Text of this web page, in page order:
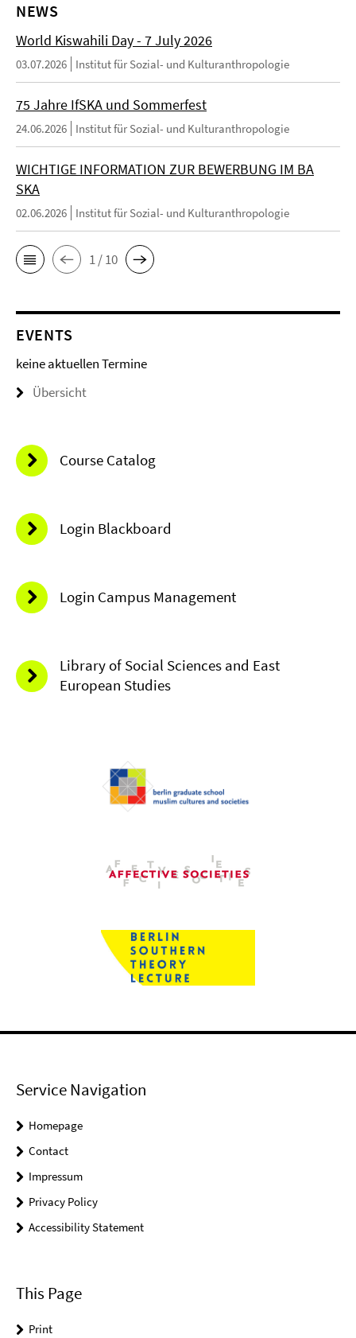
NEWS
World Kiswahili Day - 7 July 2026
03.07.2026 Institut für Sozial- und Kulturanthropologie
75 Jahre IfSKA und Sommerfest
24.06.2026 Institut für Sozial- und Kulturanthropologie
WICHTIGE INFORMATION ZUR BEWERBUNG IM BA
SKA
02.06.2026 Institut für Sozial- und Kulturanthropologie
1 / 10
EVENTS
keine aktuellen Termine
Übersicht
Course Catalog
Login Blackboard
Login Campus Management
Library of Social Sciences and East
European Studies
Service Navigation
Homepage
Contact
Impressum
Privacy Policy
Accessibility Statement
This Page
Print